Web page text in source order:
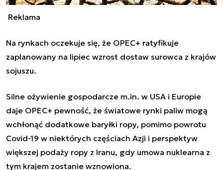
Reklama
Na rynkach oczekuje się, że OPEC+ ratyfikuje
zaplanowany na lipiec wzrost dostaw surowca z krajów
sojuszu.
Silne ożywienie gospodarcze m.in. w USA i Europie
daje OPEC+ pewność, że światowe rynki paliw mogą
wchłonąć dodatkowe baryłki ropy, pomimo powrotu
Covid-19 w niektórych częściach Azji i perspektyw
większej podaży ropy z Iranu, gdy umowa nuklearna z
tym krajem zostanie wznowiona.